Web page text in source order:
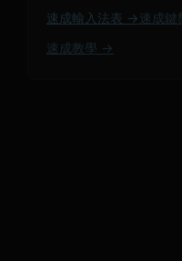
速成輸入法表 → 速成
速成教學 →